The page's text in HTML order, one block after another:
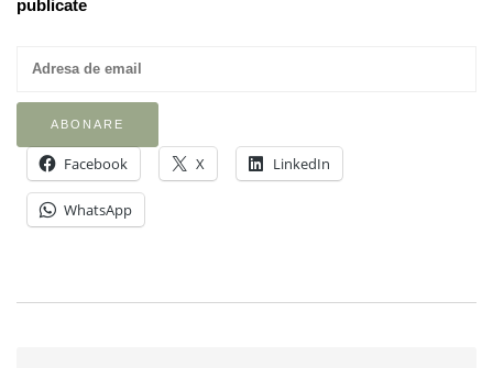
publicate
Facebook X LinkedIn
WhatsApp